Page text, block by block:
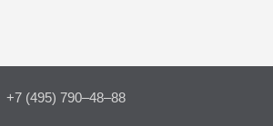
+7 (495) 790–48–88